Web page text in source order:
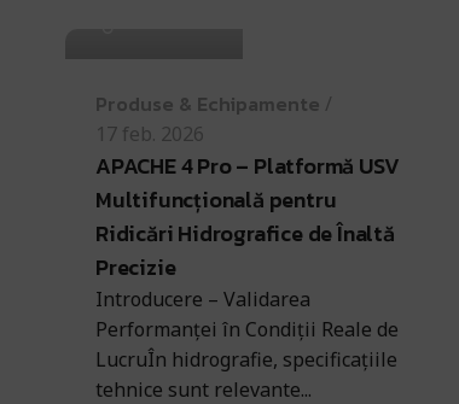
Produse & Echipamente
17 feb. 2026
APACHE 4 Pro – Platformă USV
Multifuncțională pentru
Ridicări Hidrografice de Înaltă
Precizie
Introducere – Validarea
Performanței în Condiții Reale de
LucruÎn hidrografie, specificațiile
tehnice sunt relevante...